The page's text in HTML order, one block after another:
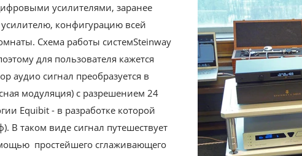
усилителями, заранее
усилителю, конфигурацию всей
Схема работы системSteinway
для пользователя кажется
аудио сигнал преобразуется в
модуляция) с разрешением 24
Equibit - в разработке которой
В таком виде сигнал путешествует
простейшего сглаживающего